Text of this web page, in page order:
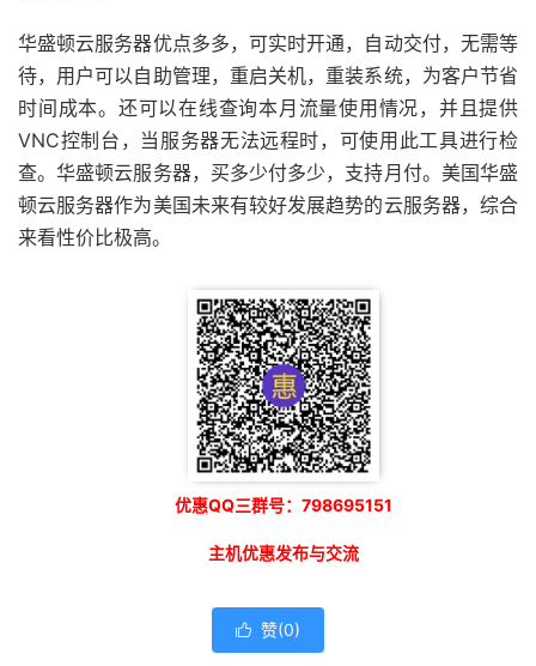
华盛顿云服务器优点多多，可实时开通，自动交付，无需等
待，用户可以自助管理，重启关机，重装系统，为客户节省
时间成本。还可以在线查询本月流量使用情况，并且提供
VNC控制台，当服务器无法远程时，可使用此工具进行检
查。华盛顿云服务器，买多少付多少，支持月付。美国华盛
顿云服务器作为美国未来有较好发展趋势的云服务器，综合
来看性价比极高。
优惠QQ三群号：798695151
主机优惠发布与交流
 赞(0)